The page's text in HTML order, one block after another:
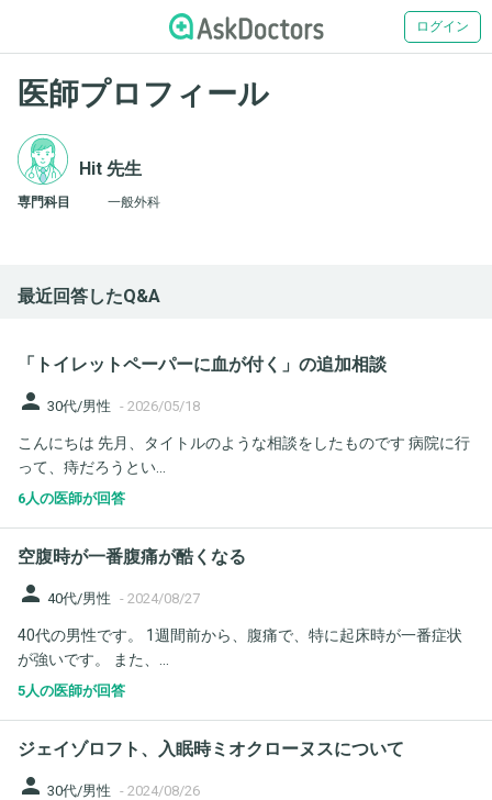
ログイン
医師プロフィール
Hit 先生
専門科目 一般外科
最近回答したQ&A
「トイレットペーパーに血が付く」の追加相談
person 30代/男性 - 2026/05/18
こんにちは 先月、タイトルのような相談をしたものです 病院に行
って、痔だろうとい...
6人の医師が回答
空腹時が一番腹痛が酷くなる
person 40代/男性 - 2024/08/27
40代の男性です。 1週間前から、腹痛で、特に起床時が一番症状
が強いです。 また、...
5人の医師が回答
ジェイゾロフト、入眠時ミオクローヌスについて
person 30代/男性 - 2024/08/26